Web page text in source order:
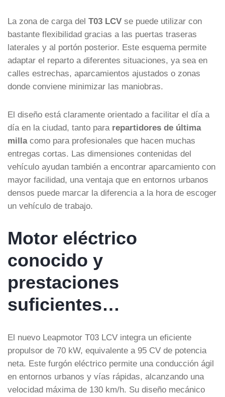
La zona de carga del T03 LCV se puede utilizar con
bastante flexibilidad gracias a las puertas traseras
laterales y al portón posterior. Este esquema permite
adaptar el reparto a diferentes situaciones, ya sea en
calles estrechas, aparcamientos ajustados o zonas
donde conviene minimizar las maniobras.
El diseño está claramente orientado a facilitar el día a
día en la ciudad, tanto para repartidores de última
millacomo para profesionales que hacen muchas
entregas cortas. Las dimensiones contenidas del
vehículo ayudan también a encontrar aparcamiento con
mayor facilidad, una ventaja que en entornos urbanos
densos puede marcar la diferencia a la hora de escoger
un vehículo de trabajo.
Motor eléctrico
conocido y
prestaciones
suficientes…
El nuevo Leapmotor T03 LCV integra un eficiente
propulsor de 70 kW, equivalente a 95 CV de potencia
neta. Este furgón eléctrico permite una conducción ágil
en entornos urbanos y vías rápidas, alcanzando una
velocidad máxima de 130 km/h. Su diseño mecánico